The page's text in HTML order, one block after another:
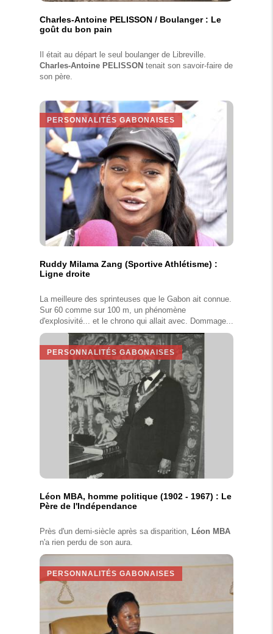
Charles-Antoine PELISSON / Boulanger : Le
goût du bon pain
Il était au départ le seul boulanger de Libreville.
Charles-Antoine PELISSON tenait son savoir-faire de
son père.
PERSONNALITÉS GABONAISES
Ruddy Milama Zang (Sportive Athlétisme) :
Ligne droite
La meilleure des sprinteuses que le Gabon ait connue.
Sur 60 comme sur 100 m, un phénomène
d'explosivité... et le chrono qui allait avec. Dommage...
PERSONNALITÉS GABONAISES
Léon MBA, homme politique (1902 - 1967) : Le
Père de l'Indépendance
Près d'un demi-siècle après sa disparition, Léon MBA
n'a rien perdu de son aura.
PERSONNALITÉS GABONAISES